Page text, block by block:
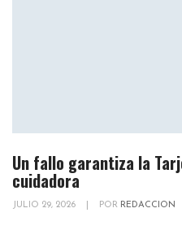
Un fallo garantiza la
cuidadora
JULIO 29, 2026 POR REDACCION